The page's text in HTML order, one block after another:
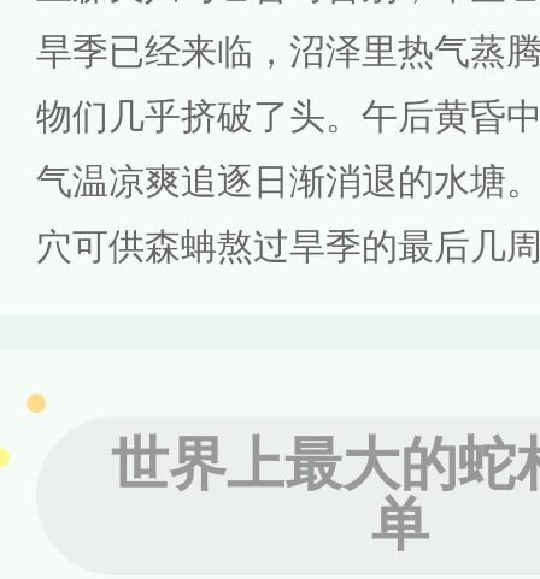
旱季已经来临，沼泽里热气蒸
物们几乎挤破了头。午后黄昏
气温凉爽追逐日渐消退的水塘
穴可供森蚺熬过旱季的最后几
世界上最大的蛇
单